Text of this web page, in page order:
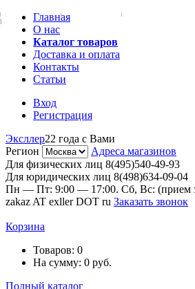
Главная
О нас
Каталог товаров
Доставка и оплата
Контакты
Статьи
Вход
Регистрация
Эксллер22 года с Вами
Регион
Адреса магазинов
Для физических лиц 8(495)540-49-93
Для юридических лиц 8(498)634-09-04
Пн — Пт: 9:00 — 17:00. Сб, Вс: (прием
zakaz AT exller DOT ru Заказать звонок
Корзина
Товаров: 0
На сумму: 0 руб.
Полный каталог